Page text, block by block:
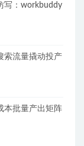
写：workbuddy
索流量撬动投产
本批量产出矩阵